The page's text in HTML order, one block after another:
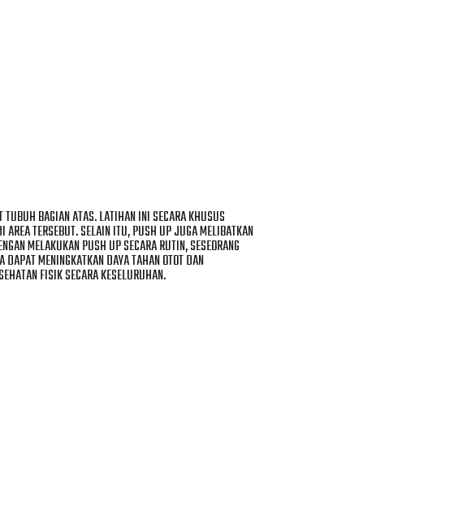
BAGIAN ATAS. LATIHAN INI SECARA KHUSUS
AREA TERSEBUT. SELAIN ITU, PUSH UP JUGA MELIBATKAN
MELAKUKAN PUSH UP SECARA RUTIN, SESEORANG
MENINGKATKAN DAYA TAHAN OTOT DAN
FISIK SECARA KESELURUHAN.